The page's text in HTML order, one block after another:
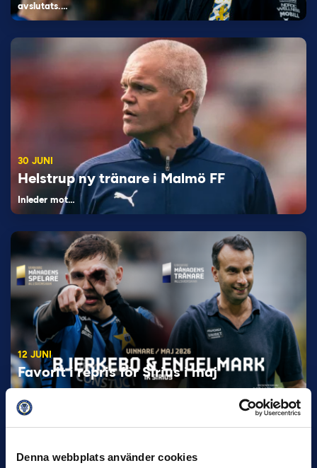
Denna webbplats använder cookies
avslutats.…
30 JUNI
Helstrup ny tränare i Malmö FF
Inleder mot…
12 JUNI
Favorit i repris för Sirius i maj